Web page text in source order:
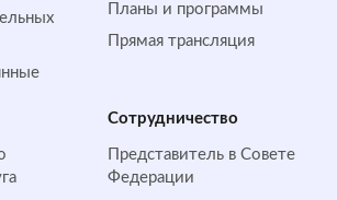
Планы и программы
Прямая трансляция
Сотрудничество
Представитель в Совете
Федерации